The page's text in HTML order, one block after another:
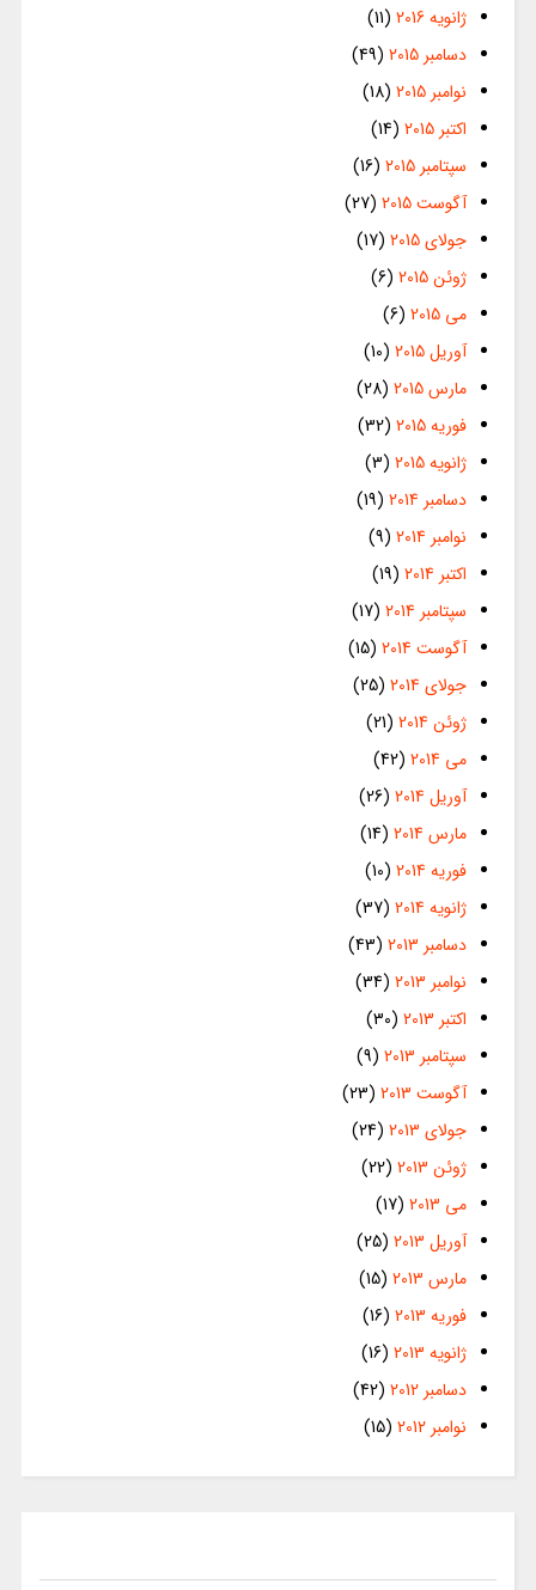
ژانویه 2016
(11)
دسامبر 2015
(49)
نوامبر 2015
(18)
اکتبر 2015
(14)
سپتامبر 2015
(16)
آگوست 2015
(27)
جولای 2015
(17)
ژوئن 2015
(6)
می 2015
(6)
آوریل 2015
(10)
مارس 2015
(28)
فوریه 2015
(32)
ژانویه 2015
(3)
دسامبر 2014
(19)
نوامبر 2014
(9)
اکتبر 2014
(19)
سپتامبر 2014
(17)
آگوست 2014
(15)
جولای 2014
(25)
ژوئن 2014
(21)
می 2014
(42)
آوریل 2014
(26)
مارس 2014
(14)
فوریه 2014
(10)
ژانویه 2014
(37)
دسامبر 2013
(43)
نوامبر 2013
(34)
اکتبر 2013
(30)
سپتامبر 2013
(9)
آگوست 2013
(23)
جولای 2013
(24)
ژوئن 2013
(22)
می 2013
(17)
آوریل 2013
(25)
مارس 2013
(15)
فوریه 2013
(16)
ژانویه 2013
(16)
دسامبر 2012
(42)
نوامبر 2012
(15)